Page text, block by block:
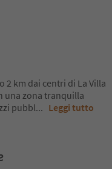
km dai centri di La Villa
una zona tranquilla
pubbl... Leggi tutto